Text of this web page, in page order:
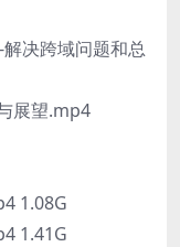
决跨域问题和总
展望.mp4
1.08G
1.41G